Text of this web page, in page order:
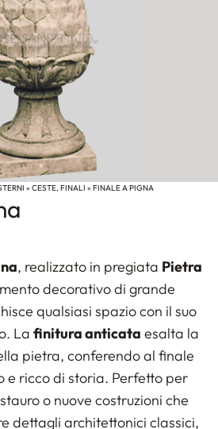
» CESTE, FINALI » FINALE A PIGNA
, realizzato in pregiata Pietra
decorativo di grande
qualsiasi spazio con il suo
La finitura anticata esalta la
pietra, conferendo al finale
e ricco di storia. Perfetto per
o nuove costruzioni che
dettagli architettonici classici,